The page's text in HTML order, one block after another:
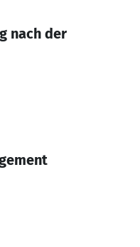
nach der